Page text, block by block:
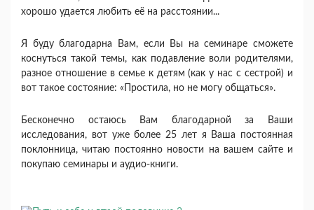
хорошо удается любить её на расстоянии...
Я буду благодарна Вам, если Вы на семинаре сможете
коснуться такой темы, как подавление воли родителями,
разное отношение в семье к детям (как у нас с сестрой) и
вот такое состояние: «Простила, но не могу общаться».
Бесконечно остаюсь Вам благодарной за Ваши
исследования, вот уже более 25 лет я Ваша постоянная
поклонница, читаю постоянно новости на вашем сайте и
покупаю семинары и аудио-книги.